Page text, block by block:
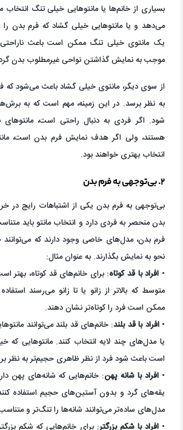
بسیاری از خانم‌ها یا مانتوهایی خیلی تنگ انتخاب
می‌دهد و یا مانتوهایی خیلی گشاد که فرم بدن را
یک مانتوی خیلی تنگ ممکن است باعث
موجب به نمایش گذاشتن نواحی غیرمطلوب بدن
از سوی دیگر، مانتوی خیلی گشاد باعث می‌شود که
به نظر برسد. در این زمینه، مهم است که به
شود. اگر فردی به دنبال راحتی است، مانتوهای
هستند، ولی اگر هدف نمایش فرم بدن است،
انتخاب بهتری خواهند بود.
۲. بی‌توجهی به فرم بدن
بی‌توجهی به فرم بدن یکی از اشتباهات رایج در
بدن منحصر به فردی دارد و انتخاب مانتو باید
فرم بدن، مدل‌های خاصی وجود دارند که می‌توانند
نحو به نمایش بگذارند. به عنوان مثال:
• افراد با قد کوتاه: برای خانم‌های قد کوتاه، بهتر
متوسط که بالاتر از زانو یا تا زانو می‌رسند
ممکن است فرد را کوتاه‌تر نشان دهند.
•افراد با قد بلند: خانم‌های قد بلند می‌توانند
یا مدل‌های چند لایه انتخاب کنند. مانتوهایی که
است باعث شود فرد از نظر ظاهری حجیم‌تر به نظر
• افراد با شانه پهن: خانم‌هایی که شانه‌های پهن
یقه‌های گرد و بدون آستین‌های حجیم استفاده
مدل‌های ساده‌تر می‌توانند شانه‌ها را تنگ‌تر و
•افراد با شکم بزرگتر: برای خانم‌هایی که شکم